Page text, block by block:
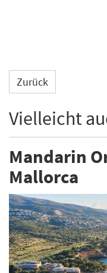
Zurück
Vielleicht
Mandarin
Mallorca